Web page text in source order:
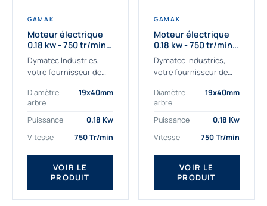
GAMAK
Moteur électrique
0.18 kw - 750 tr/min -
230/400V - IE2
Dymatec Industries,
votre fournisseur de
kw. Dymatec Industries
vous propose le moteur
électrique 0.18 kw, un
qualité Gamak...
Diamètre
arbre
19x40mm
Puissance
0.18 Kw
Vitesse
750 Tr/min
VOIR LE
PRODUIT
GAMAK
Moteur électrique
0.18 kw - 750 tr/min -
230/400V - IE3
Dymatec Industries,
votre fournisseur de
kw. Dymatec Industries
vous propose le moteur
électrique 0.18 kw, un
moteur de qualité...
Diamètre
arbre
19x40mm
Puissance
0.18 Kw
Vitesse
750 Tr/min
VOIR LE
PRODUIT